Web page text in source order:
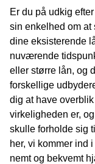
Er du på udkig
sin enkelhed om at
dine eksisterende
nuværende
eller større lån, og
forskellige
dig at have
virkeligheden er,
skulle forholde sig
her, vi kommer ind
nemt og bekvemt